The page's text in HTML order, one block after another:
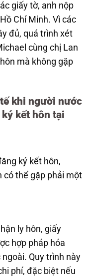
giấy tờ, anh nộp
Chí Minh. Vì các
đủ, quá trình xét
cùng chị Lan
mà không gặp
khi người nước
kết hôn tại
ký kết hôn,
có thể gặp phải một
ly hôn, giấy
hợp pháp hóa
Quy trình này
phí, đặc biệt nếu